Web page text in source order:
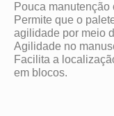
Pouca
Permite que o
agilidade por meio
Agilidade no
Facilita a
em blocos.